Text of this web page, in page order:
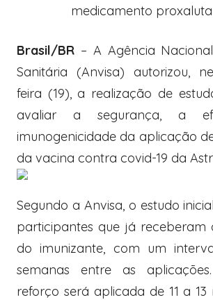
medicamento
Brasil/BR – A Agência
Sanitária (Anvisa) autorizou,
feira (19), a realização de
avaliar a segurança, a
imunogenicidade da aplicação
da vacina contra covid-19 da
Segundo a Anvisa, o estudo
participantes que já receberam
do imunizante, com um
semanas entre as
reforço será aplicada de 11 a 13